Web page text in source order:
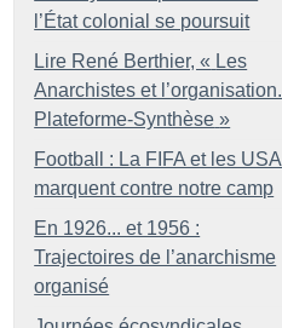
l’État colonial se poursuit
Lire René Berthier, « Les
Anarchistes et l’organisation.
Plateforme-Synthèse »
Football : La FIFA et les USA
marquent contre notre camp
En 1926... et 1956 :
Trajectoires de l’anarchisme
organisé